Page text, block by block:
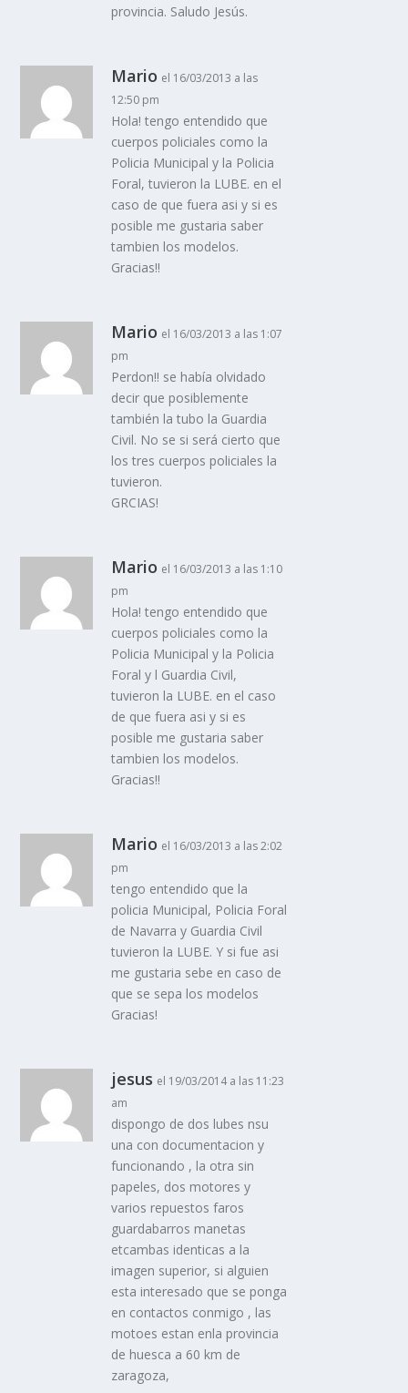
provincia. Saludo Jesús.
Mario el 16/03/2013 a las
12:50 pm
Hola! tengo entendido que
cuerpos policiales como la
Policia Municipal y la Policia
Foral, tuvieron la LUBE. en el
caso de que fuera asi y si es
posible me gustaria saber
tambien los modelos.
Gracias!!
Mario el 16/03/2013 a las 1:07
pm
Perdon!! se habí­a olvidado
decir que posiblemente
también la tubo la Guardia
Civil. No se si será cierto que
los tres cuerpos policiales la
tuvieron.
GRCIAS!
Mario el 16/03/2013 a las 1:10
pm
Hola! tengo entendido que
cuerpos policiales como la
Policia Municipal y la Policia
Foral y l Guardia Civil,
tuvieron la LUBE. en el caso
de que fuera asi y si es
posible me gustaria saber
tambien los modelos.
Gracias!!
Mario el 16/03/2013 a las 2:02
pm
tengo entendido que la
policia Municipal, Policia Foral
de Navarra y Guardia Civil
tuvieron la LUBE. Y si fue asi
me gustaria sebe en caso de
que se sepa los modelos
Gracias!
jesus el 19/03/2014 a las 11:23
am
dispongo de dos lubes nsu
una con documentacion y
funcionando , la otra sin
papeles, dos motores y
varios repuestos faros
guardabarros manetas
etcambas identicas a la
imagen superior, si alguien
esta interesado que se ponga
en contactos conmigo , las
motoes estan enla provincia
de huesca a 60 km de
zaragoza,